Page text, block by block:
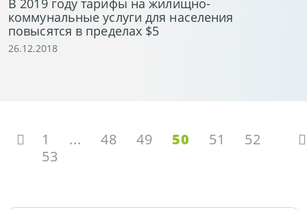
В 2019 году тарифы на жилищно-
коммунальные услуги для населения
повысятся в пределах $5
26.12.2018
1 ... 48 49 50 51
52
53